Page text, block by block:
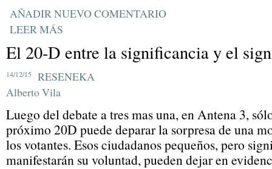
AÑADIR NUEVO COMENTARIO
LEER MÁS
El 20-D entre la significancia y el
14/12/15
RESENEKA
Alberto Vila
Luego del debate a tres mas una, en Antena 3,
próximo 20D puede deparar la sorpresa de una
los votantes. Esos ciudadanos pequeños, pero
manifestarán su voluntad, pueden dejar en